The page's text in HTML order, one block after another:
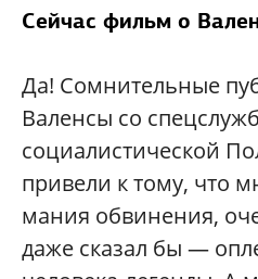
Сейчас фильм о
Да! Сомнительные
Валенсы со
социалистической
привели к тому, что
мания обвинения,
даже сказал бы —